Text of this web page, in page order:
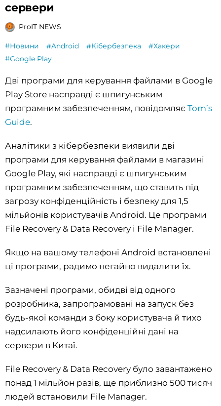
сервери
ProIT NEWS
#Новини #Android #Кібербезпека
#Хакери
#Google Play
Дві програми для керування файлами в Google
Play Store насправді є шпигунським
програмним забезпеченням, повідомляє Tom’s
Guide.
Аналітики з кібербезпеки виявили дві
програми для керування файлами в магазині
Google Play, які насправді є шпигунським
програмним забезпеченням, що ставить під
загрозу конфіденційність і безпеку для 1,5
мільйонів користувачів Android. Це програми
File Recovery & Data Recovery і File Manager.
Якщо на вашому телефоні Android встановлені
ці програми, радимо негайно видалити їх.
Зазначені програми, обидві від одного
розробника, запрограмовані на запуск без
будь-якої команди з боку користувача й тихо
надсилають його конфіденційні дані на
сервери в Китаї.
File Recovery & Data Recovery було завантажено
понад 1 мільйон разів, ще приблизно 500 тисяч
людей встановили File Manager.